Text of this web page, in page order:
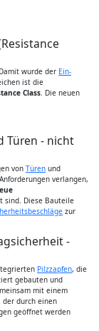
wurde der Ein­
ist die
Class. Die neuen
Türen - nicht
von Türen und
verlangen,
sind. Diese Bauteile
zur
-
Pilzzapfen, die
gebauten und
mit einem
der durch einen
geöffnet werden